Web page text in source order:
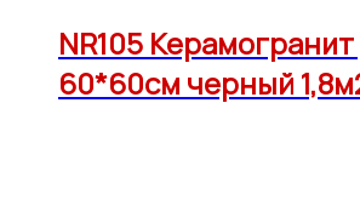
NR105
60*60см черный